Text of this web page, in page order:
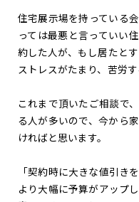
住宅展示場を持っている
っては最悪と言っていい
約した人が、もし居たと
ストレスがたまり、苦労
これまで頂いたご相談で
る人が多いので、今から
ければと思います。
「契約時に大きな値引き
より大幅に予算がアップ